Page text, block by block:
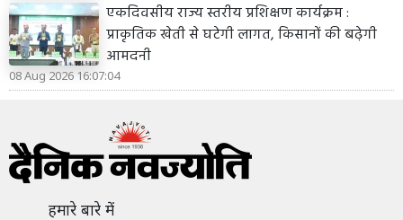
एकदिवसीय राज्य स्तरीय प्रशिक्षण कार्यक्रम :
प्राकृतिक खेती से घटेगी लागत, किसानों की बढ़ेगी
आमदनी
08 Aug 2026 16:07:04
हमारे बारे में